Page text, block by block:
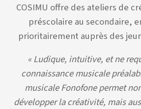
COSIMU offre des ateliers de
préscolaire au secondaire,
prioritairement auprès des
« Ludique, intuitive, et ne
connaissance musicale
musicale Fonofone permet
développer la créativité, mais